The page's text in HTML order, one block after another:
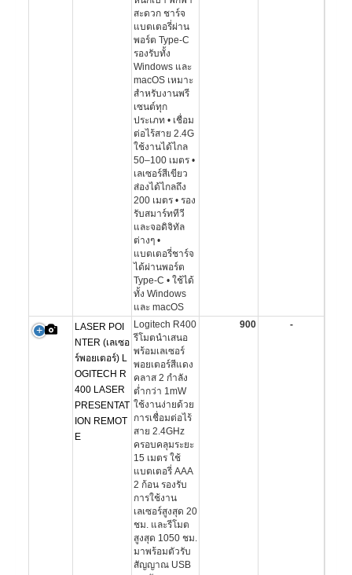
สะดวก ชาร์จ
แบตเตอรี่ผ่าน
พอร์ต Type-C
รองรับทั้ง
Windows และ
macOS เหมาะ
สำหรับงานพรี
เซนต์ทุก
ประเภท • เชื่อม
ต่อไร้สาย 2.4G
ใช้งานได้ไกล
50–100 เมตร •
เลเซอร์สีเขียว
ส่องได้ไกลถึง
200 เมตร • รอง
รับสมาร์ททีวี
และจอดิจิทัล
ต่างๆ •
แบตเตอรี่ชาร์จ
ได้ผ่านพอร์ต
Type-C • ใช้ได้
ทั้ง Windows
และ macOS
LASER POI
NTER (เลเซอ
ร์พอยเตอร์) L
OGITECH R
400 LASER
PRESENTAT
ION REMOT
E
Logitech R400
รีโมตนำเสนอ
พร้อมเลเซอร์
พอยเตอร์สีแดง
คลาส 2 กำลัง
ต่ำกว่า 1mW
ใช้งานง่ายด้วย
การเชื่อมต่อไร้
สาย 2.4GHz
ครอบคลุมระยะ
15 เมตร ใช้
แบตเตอรี่ AAA
2 ก้อน รองรับ
การใช้งาน
เลเซอร์สูงสุด 20
ชม. และรีโมต
สูงสุด 1050 ชม.
มาพร้อมตัวรับ
สัญญาณ USB
900 -